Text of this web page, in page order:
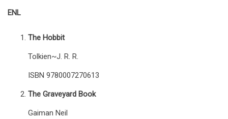
ENL
The Hobbit
Tolkien~J. R. R.
ISBN 9780007270613
The Graveyard Book
Gaiman Neil